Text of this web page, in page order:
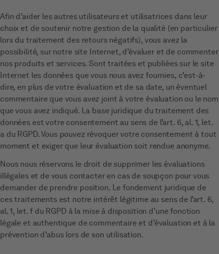
Afin d’aider les autres utilisateurs et utilisatrices dans leur
choix et de soutenir notre gestion de la qualité (en particulier
lors du traitement des retours négatifs), vous avez la
possibilité, sur notre site Internet, d’évaluer et de commenter
nos produits et services. Sont traitées et publiées sur le site
Internet les données que vous nous avez fournies, c’est-à-
dire, en plus de votre évaluation et de sa date, un éventuel
commentaire que vous avez joint à votre évaluation ou le nom
que vous avez indiqué. La base juridique du traitement des
données est votre consentement au sens de l’art. 6, al. 1, let.
a du RGPD. Vous pouvez révoquer votre consentement à tout
moment et exiger que leur évaluation soit rendue anonyme.
Nous nous réservons le droit de supprimer les évaluations
illégales et de vous contacter en cas de soupçon pour vous
demander de prendre position. Le fondement juridique de
ces traitements est notre intérêt légitime au sens de l’art. 6,
al. 1, let. f du RGPD à la mise à disposition d’une fonction
légale et authentique de commentaire et d’évaluation et à la
prévention d’abus lors de son utilisation.